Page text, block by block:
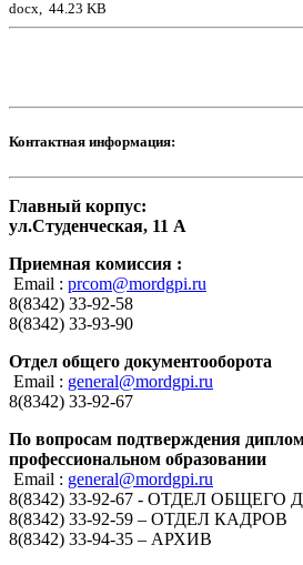
docx, 44.23 KB
Контактная информация:
Главный корпус:
ул.Студенческая, 11 А
Приемная комиссия :
Email : prcom@mordgpi.ru
8(8342) 33-92-58
8(8342) 33-93-90
Отдел общего документооборота
Email : general@mordgpi.ru
8(8342) 33-92-67
По вопросам подтверждения
профессиональном образовании
Email : general@mordgpi.ru
8(8342) 33-92-67 - ОТДЕЛ
8(8342) 33-92-59 – ОТДЕЛ КАДРОВ
8(8342) 33-94-35 – АРХИВ